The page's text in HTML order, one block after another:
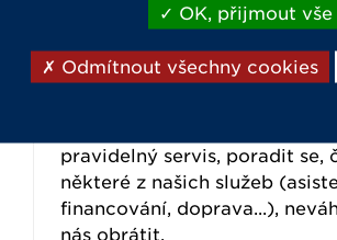
Aixam má napříč ČR více než
pravidelný servis, poradit se,
některé z našich služeb
financování, doprava...),
nás obrátit.
OK, přijmout vše
Odmítnout všechny cookies